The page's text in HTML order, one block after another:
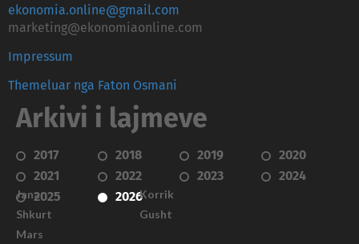
ekonomia.online@gmail.com
marketing@ekonomiaonline.com
Impressum
Themeluar nga Faton Osmani
Arkivi i lajmeve
2017 2018 2019
2020
2021
2022 2023
2024
2025
2026
Janar
Shkurt
Mars
Korrik
Gusht